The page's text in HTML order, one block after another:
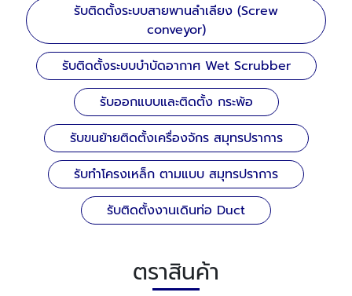
รับติดตั้งระบบสายพานลำเลียง (Screw
conveyor)
รับติดตั้งระบบบำบัดอากาศ Wet Scrubber
รับออกแบบและติดตั้ง กระพ้อ
รับขนย้ายติดตั้งเครื่องจักร สมุทรปราการ
รับทําโครงเหล็ก ตามแบบ สมุทรปราการ
รับติดตั้งงานเดินท่อ Duct
ตราสินค้า